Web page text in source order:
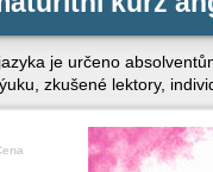
je určeno
zkušené lektory,